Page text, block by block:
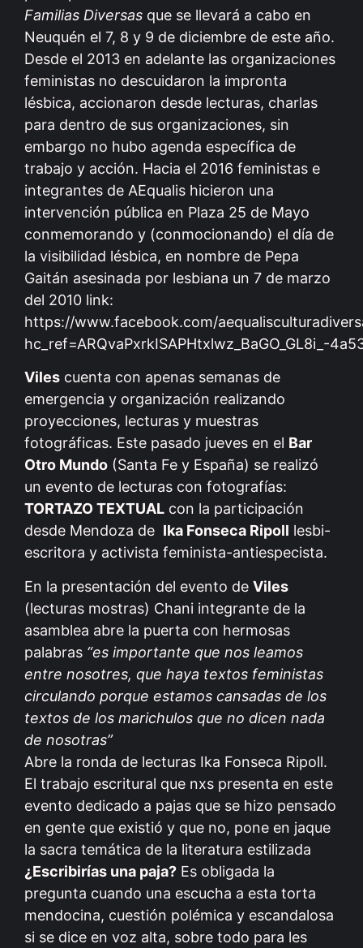
Familias Diversas que se llevará a cabo en
Neuquén el 7, 8 y 9 de diciembre de este año.
Desde el 2013 en adelante las organizaciones
feministas no descuidaron la impronta
lésbica, accionaron desde lecturas, charlas
para dentro de sus organizaciones, sin
embargo no hubo agenda específica de
trabajo y acción. Hacia el 2016 feministas e
integrantes de AEqualis hicieron una
intervención pública en Plaza 25 de Mayo
conmemorando y (conmocionando) el día de
la visibilidad lésbica, en nombre de Pepa
Gaitán asesinada por lesbiana un 7 de marzo
del 2010 link:
https://www.facebook.com/
hc_ref=ARQvaPxrkISAPHtxlwz_BaGO_GL8i_-
Viles cuenta con apenas semanas de
emergencia y organización realizando
proyecciones, lecturas y muestras
fotográficas. Este pasado jueves en el Bar
Otro Mundo (Santa Fe y España) se realizó
un evento de lecturas con fotografías:
TORTAZO TEXTUAL con la participación
desde Mendoza de Ika Fonseca Ripoll lesbi-
escritora y activista feminista-antiespecista.
En la presentación del evento de Viles
(lecturas mostras) Chani integrante de la
asamblea abre la puerta con hermosas
palabras “es importante que nos leamos
entre nosotres, que haya textos feministas
circulando porque estamos cansadas de los
textos de los marichulos que no dicen nada
de nosotras”
Abre la ronda de lecturas Ika Fonseca Ripoll.
El trabajo escritural que nxs presenta en este
evento dedicado a pajas que se hizo pensado
en gente que existió y que no, pone en jaque
la sacra temática de la literatura estilizada
¿Escribirías una paja? Es obligada la
pregunta cuando una escucha a esta torta
mendocina, cuestión polémica y escandalosa
si se dice en voz alta, sobre todo para les